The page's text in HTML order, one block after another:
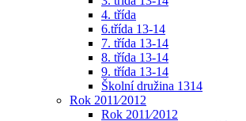
4. třída
6.třída 13-14
7. třída 13-14
8. třída 13-14
9. třída 13-14
Školní družina 1314
Rok 2011⁄2012
Rok 2011⁄2012